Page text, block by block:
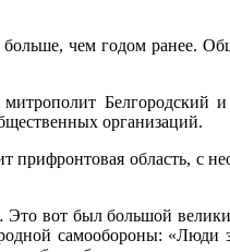
чем годом ранее.
Белгородский
организаций.
прифронтовая область, с
Это вот был большой
самообороны: